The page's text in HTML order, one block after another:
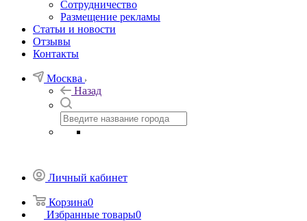
Сотрудничество
Размещение рекламы
Статьи и новости
Отзывы
Контакты
Москва
Назад
Личный кабинет
Корзина0
Избранные товары0